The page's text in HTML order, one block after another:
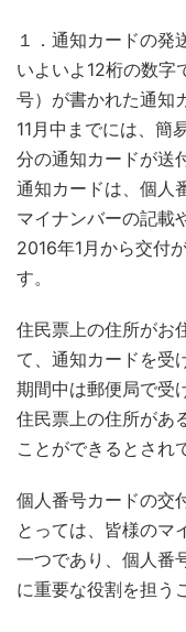
１．通知カードの発
いよいよ12桁の数字
号）が書かれた通知
11月中までには、簡
分の通知カードが送
通知カードは、個人
マイナンバーの記載
2016年1月から交付
す。
住民票上の住所がお
て、通知カードを
期間中は郵便局で受
住民票上の住所があ
ことができるとされ
個人番号カードの交
とっては、皆様のマ
一つであり、個人番
に重要な役割を担う